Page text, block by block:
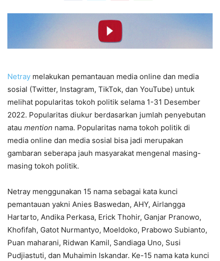
Netray melakukan pemantauan media online dan media
sosial (Twitter, Instagram, TikTok, dan YouTube) untuk
melihat popularitas tokoh politik selama 1-31 Desember
2022. Popularitas diukur berdasarkan jumlah penyebutan
atau mention nama. Popularitas nama tokoh politik di
media online dan media sosial bisa jadi merupakan
gambaran seberapa jauh masyarakat mengenal masing-
masing tokoh politik.
Netray menggunakan 15 nama sebagai kata kunci
pemantauan yakni Anies Baswedan, AHY, Airlangga
Hartarto, Andika Perkasa, Erick Thohir, Ganjar Pranowo,
Khofifah, Gatot Nurmantyo, Moeldoko, Prabowo Subianto,
Puan maharani, Ridwan Kamil, Sandiaga Uno, Susi
Pudjiastuti, dan Muhaimin Iskandar. Ke-15 nama kata kunci